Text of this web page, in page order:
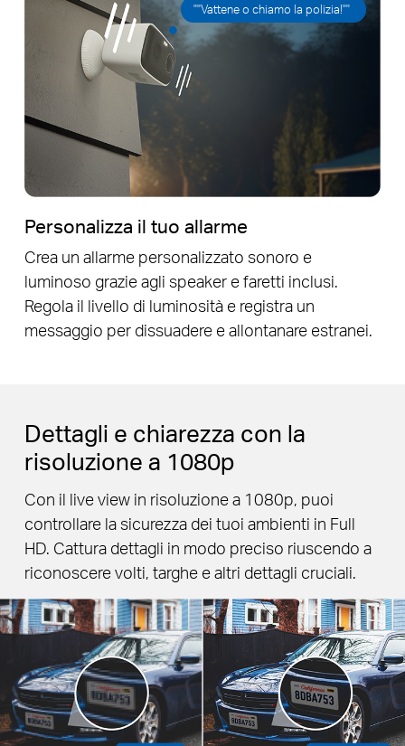
""Vattene o chiamo la polizia!""
Personalizza il tuo allarme
Crea un allarme personalizzato sonoro e
luminoso grazie agli speaker e faretti inclusi.
Regola il livello di luminosità e registra un
messaggio per dissuadere e allontanare estranei.
Dettagli e chiarezza con la
risoluzione a 1080p
Con il live view in risoluzione a 1080p, puoi
controllare la sicurezza dei tuoi ambienti in Full
HD. Cattura dettagli in modo preciso riuscendo a
riconoscere volti, targhe e altri dettagli cruciali.